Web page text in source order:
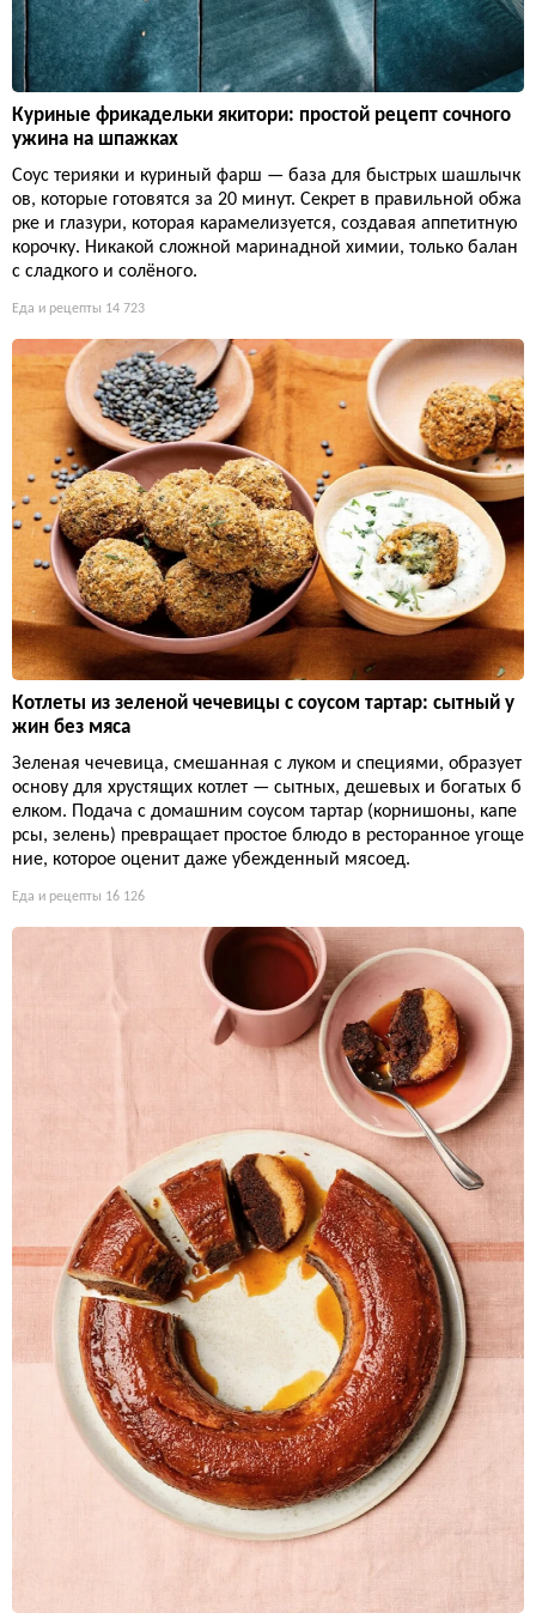
Куриные фрикадельки якитори: простой рецепт сочного
ужина на шпажках
Соус терияки и куриный фарш — база для быстрых шашлычк
ов, которые готовятся за 20 минут. Секрет в правильной обжа
рке и глазури, которая карамелизуется, создавая аппетитную
корочку. Никакой сложной маринадной химии, только балан
с сладкого и солёного.
Еда и рецепты 14 723
Котлеты из зеленой чечевицы с соусом тартар: сытный у
жин без мяса
Зеленая чечевица, смешанная с луком и специями, образует
основу для хрустящих котлет — сытных, дешевых и богатых б
елком. Подача с домашним соусом тартар (корнишоны, капе
рсы, зелень) превращает простое блюдо в ресторанное угоще
ние, которое оценит даже убежденный мясоед.
Еда и рецепты 16 126